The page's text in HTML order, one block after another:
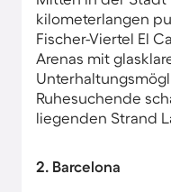
kilometerlangen
Fischer-Viertel El
Arenas mit
Ruhesuchende
liegenden Strand
2. Barcelona